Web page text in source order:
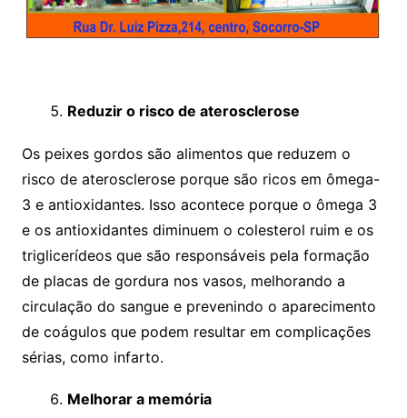
Reduzir o risco de aterosclerose
Os peixes gordos são alimentos que reduzem o
risco de aterosclerose porque são ricos em ômega-
3 e antioxidantes. Isso acontece porque o ômega 3
e os antioxidantes diminuem o colesterol ruim e os
triglicerídeos que são responsáveis pela formação
de placas de gordura nos vasos, melhorando a
circulação do sangue e prevenindo o aparecimento
de coágulos que podem resultar em complicações
sérias, como infarto.
Melhorar a memória